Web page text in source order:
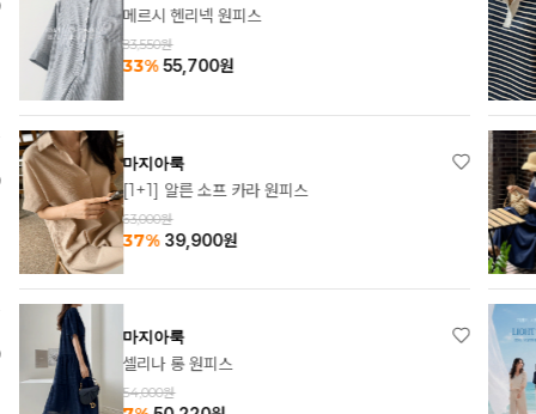
메르시 헨리넥 원피스
83,550원
33% 55,700원
마지아룩
[1+1] 알른 소프 카라 원피스
63,000원
37% 39,900원
마지아룩
셀리나 롱 원피스
54,000원